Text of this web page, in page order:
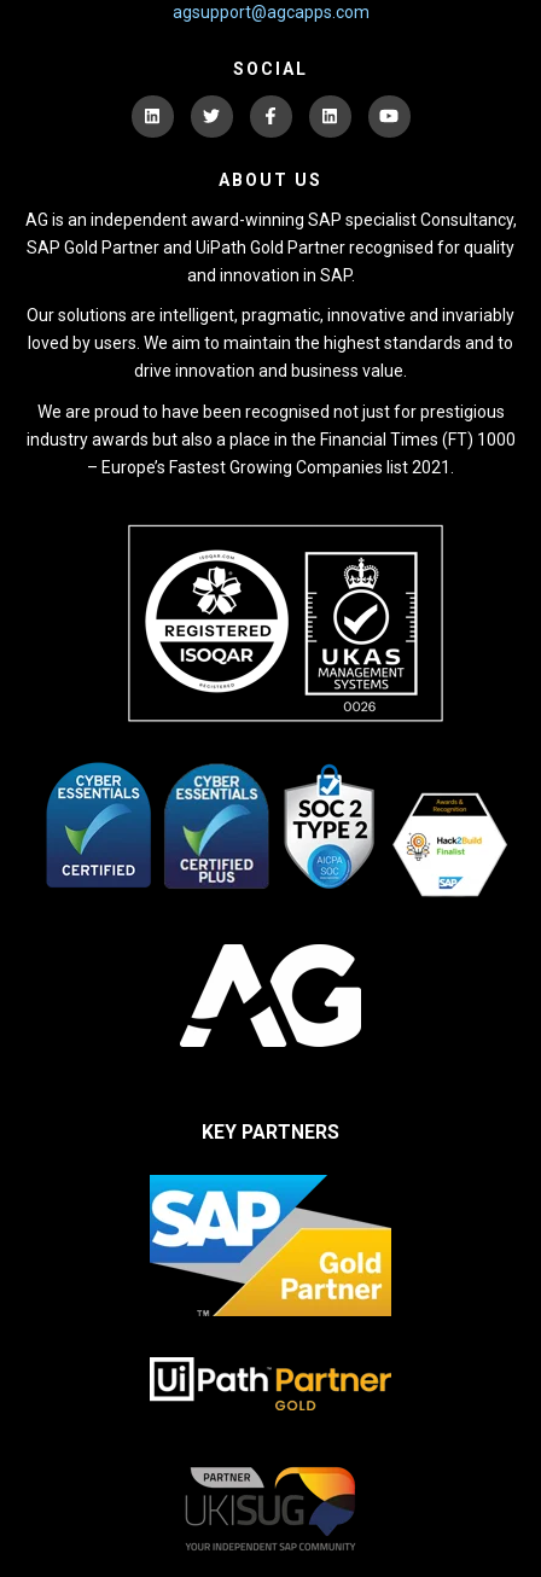
agsupport@agcapps.com
SOCIAL
ABOUT US
AG is an independent award-winning SAP specialist Consultancy,
SAP Gold Partner and UiPath Gold Partner recognised for quality
and innovation in SAP.
Our solutions are intelligent, pragmatic, innovative and invariably
loved by users. We aim to maintain the highest standards and to
drive innovation and business value.
We are proud to have been recognised not just for prestigious
industry awards but also a place in the Financial Times (FT) 1000
– Europe’s Fastest Growing Companies list 2021.
KEY PARTNERS